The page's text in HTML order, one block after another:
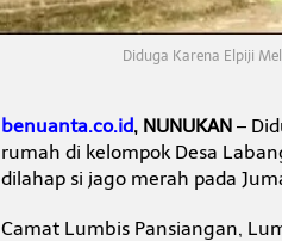
u
m
L
u
m
i
Diduga Karena Elpiji
benuanta.co.id, NUNUKAN–
rumah di kelompok Desa
dilahap si jago merah pada
Camat Lumbis Pansiangan,